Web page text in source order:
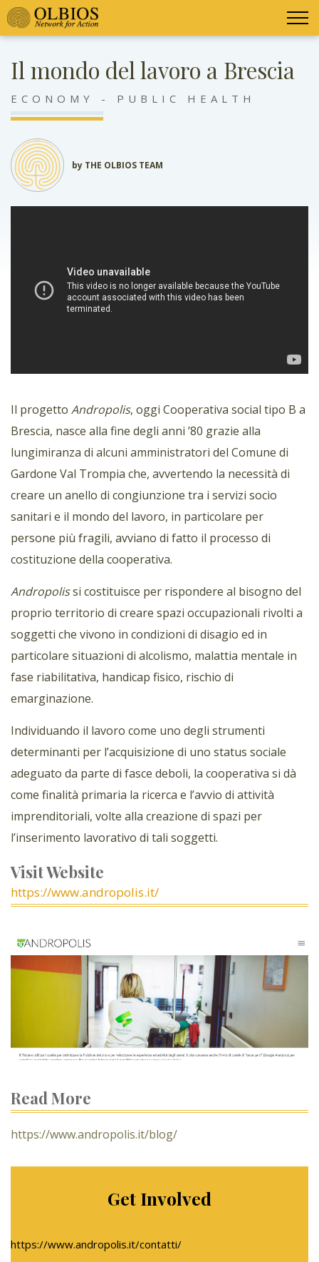
Il mondo del lavoro a Brescia
ECONOMY - PUBLIC HEALTH
by THE OLBIOS TEAM
Il progetto Andropolis, oggi Cooperativa social tipo B a
Brescia, nasce alla fine degli anni ’80 grazie alla
lungimiranza di alcuni amministratori del Comune di
Gardone Val Trompia che, avvertendo la necessità di
creare un anello di congiunzione tra i servizi socio
sanitari e il mondo del lavoro, in particolare per
persone più fragili, avviano di fatto il processo di
costituzione della cooperativa.
Andropolissi costituisce per rispondere al bisogno del
proprio territorio di creare spazi occupazionali rivolti a
soggetti che vivono in condizioni di disagio ed in
particolare situazioni di alcolismo, malattia mentale in
fase riabilitativa, handicap fisico, rischio di
emarginazione.
Individuando il lavoro come uno degli strumenti
determinanti per l’acquisizione di uno status sociale
adeguato da parte di fasce deboli, la cooperativa si dà
come finalità primaria la ricerca e l’avvio di attività
imprenditoriali, volte alla creazione di spazi per
l’inserimento lavorativo di tali soggetti.
Visit Website
https://www.andropolis.it/
Read More
https://www.andropolis.it/blog/
Get Involved
https://www.andropolis.it/contatti/